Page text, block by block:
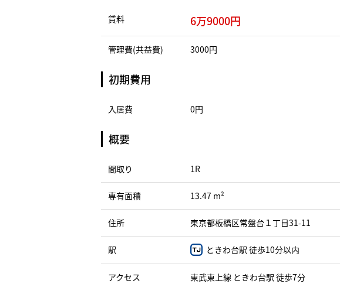
賃料 6万9000円
管理費(共益費) 3000円
初期費用
入居費 0円
概要
間取り 1R
専有面積 13.47 m²
住所 東京都板橋区常盤台１丁目31-11
駅 ときわ台駅 徒歩10分以内
アクセス
東武東上線 ときわ台駅 徒歩7分